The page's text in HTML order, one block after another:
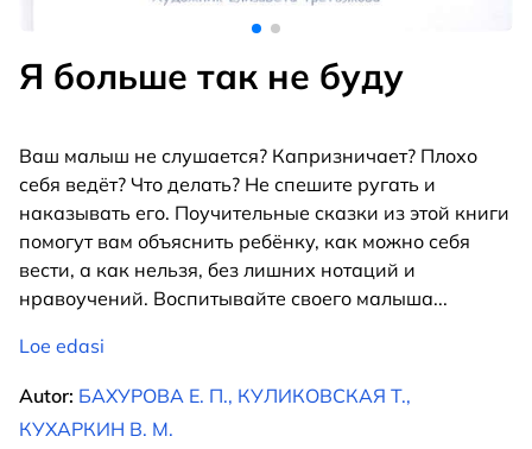
Я больше так не буду
Ваш малыш не слушается? Капризничает? Плохо
себя ведёт? Что делать? Не спешите ругать и
наказывать его. Поучительные сказки из этой книги
помогут вам объяснить ребёнку, как можно себя
вести, а как нельзя, без лишних нотаций и
нравоучений. Воспитывайте своего малыша...
Loe edasi
Autor: БАХУРОВА Е. П., КУЛИКОВСКАЯ Т.,
КУХАРКИН В. М.